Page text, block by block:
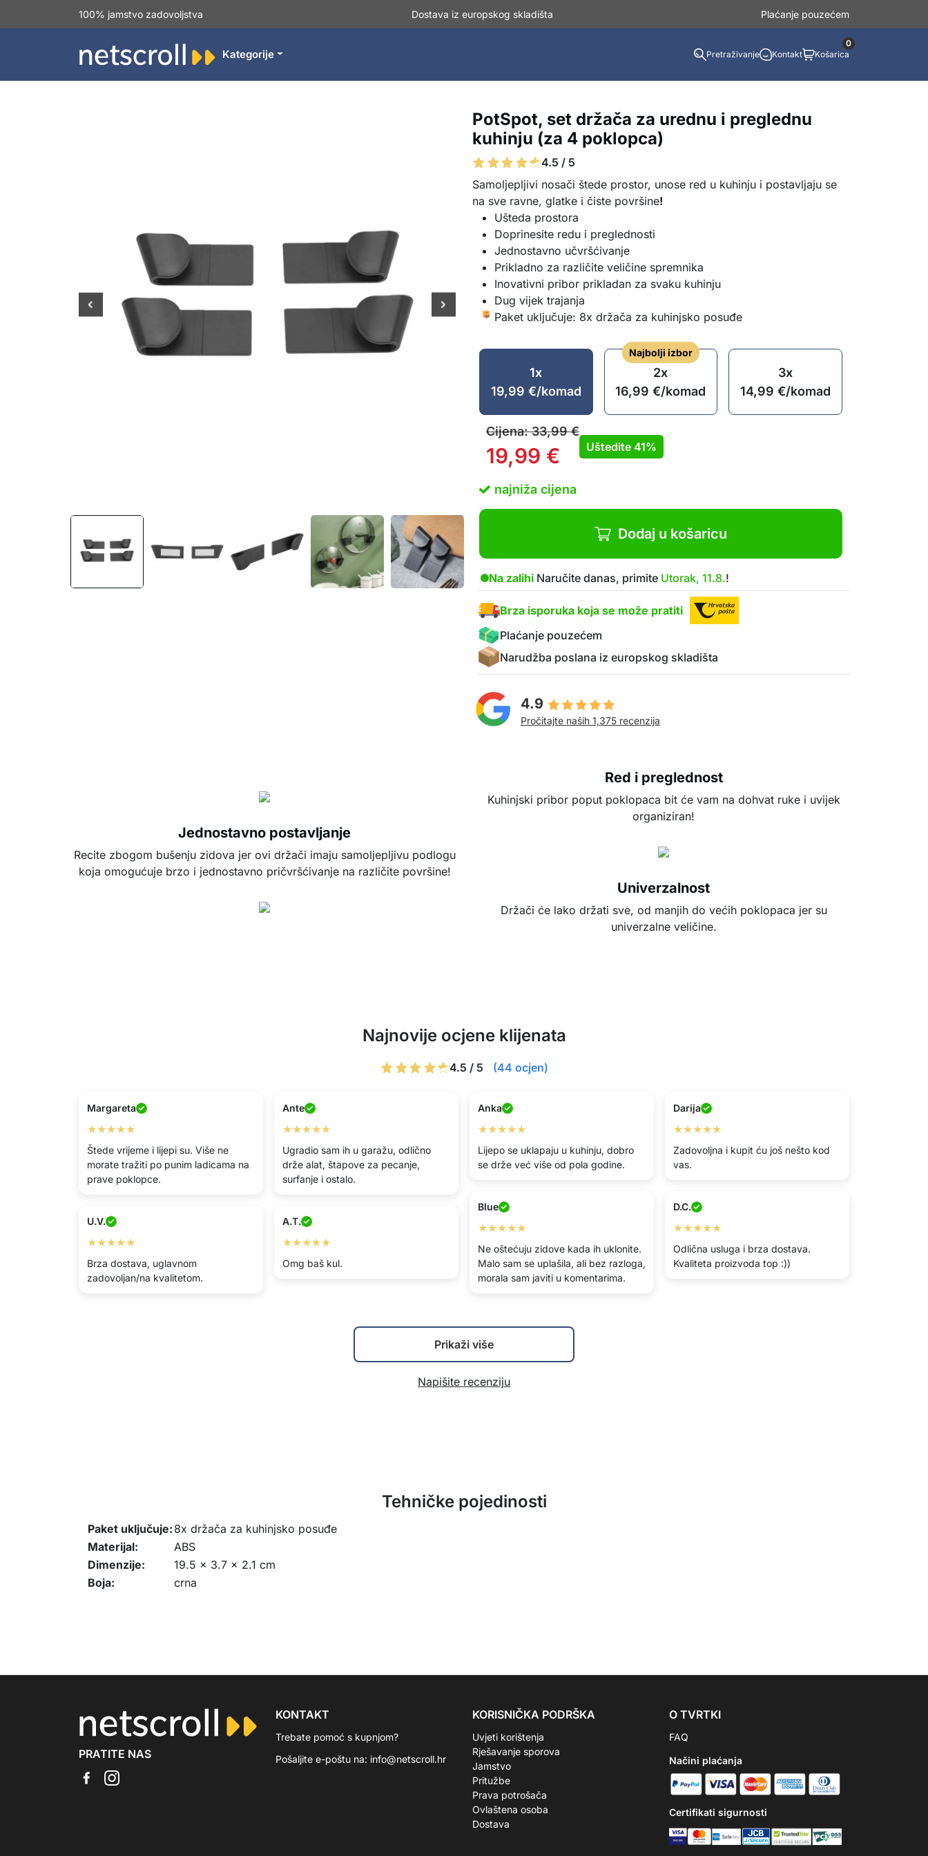
100% jamstvo zadovoljstva Dostava iz europskog skladišta Plaćanje pouzećem
Kategorije Pretraživanje Kontakt Košarica
0
PotSpot, set držača za urednu i preglednu
kuhinju (za 4 poklopca)
4.5 / 5
Samoljepljivi nosači štede prostor, unose red u kuhinju i postavljaju se
na sve ravne, glatke i čiste površine!
Ušteda prostora
Doprinesite redu i preglednosti
Jednostavno učvršćivanje
Prikladno za različite veličine spremnika
Inovativni pribor prikladan za svaku kuhinju
Dug vijek trajanja
Paket uključuje: 8x držača za kuhinjsko posuđe
1x
19,99 €/komad
Najbolji izbor
2x
16,99€/komad
3x
14,99€/komad
Cijena:33,99€
19,99 € Uštedite 41%
najniža cijena
Dodaj u košaricu
Na zalihi Naručite danas, primite Utorak, 11.8.!
Brza isporuka koja se može pratiti
Plaćanje pouzećem
Narudžba poslana iz europskog skladišta
4.9
Pročitajte naših 1,375 recenzija
Red i preglednost
Kuhinjski pribor poput poklopaca bit će vam na dohvat ruke i uvijek
organiziran!
Jednostavno postavljanje
Recite zbogom bušenju zidova jer ovi držači imaju samoljepljivu podlogu
koja omogućuje brzo i jednostavno pričvršćivanje na različite površine!
Univerzalnost
Držači će lako držati sve, od manjih do većih poklopaca jer su
univerzalne veličine.
Najnovije ocjene klijenata
4.5 / 5 (44 ocjen)
Margareta
★★★★★
Štede vrijeme i lijepi su. Više ne
morate tražiti po punim ladicama na
prave poklopce.
Ante
★★★★★
Ugradio sam ih u garažu, odlično
drže alat, štapove za pecanje,
surfanje i ostalo.
Anka
★★★★★
Lijepo se uklapaju u kuhinju, dobro
se drže već više od pola godine.
Darija
★★★★★
Zadovoljna i kupit ću još nešto kod
vas.
Blue
★★★★★
Ne oštećuju zidove kada ih uklonite.
Malo sam se uplašila, ali bez razloga,
morala sam javiti u komentarima.
D.C.
★★★★★
Odlična usluga i brza dostava.
Kvaliteta proizvoda top :))
U.V.
★★★★★
Brza dostava, uglavnom
zadovoljan/na kvalitetom.
A.T.
★★★★★
Omg baš kul.
Prikaži više
Napišite recenziju
Tehničke pojedinosti
Paket uključuje: 8x držača za kuhinjsko posuđe
Materijal:
ABS
Dimenzije:
19.5 x 3.7 x 2.1 cm
Boja:
crna
PRATITE NAS
KONTAKT
Trebate pomoć s kupnjom?
Pošaljite e-poštu na: info@netscroll.hr
KORISNIČKA PODRŠKA
Uvjeti korištenja
Rješavanje sporova
Jamstvo
Pritužbe
Prava potrošača
Ovlaštena osoba
Dostava
O TVRTKI
FAQ
Načini plaćanja
Certifikati sigurnosti